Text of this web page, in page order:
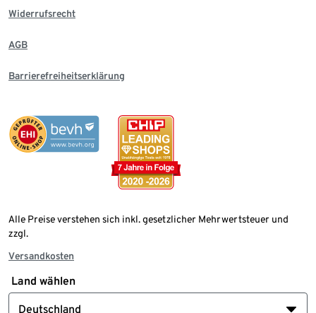
Widerrufsrecht
AGB
Barrierefreiheitserklärung
Alle Preise verstehen sich inkl. gesetzlicher Mehrwertsteuer und
zzgl.
Versandkosten
Land wählen
Deutschland